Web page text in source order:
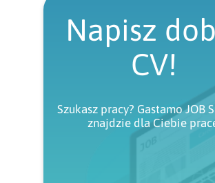
Napisz
CV!
Szukasz pracy? Gastamo JOB
znajdzie dla Ciebie